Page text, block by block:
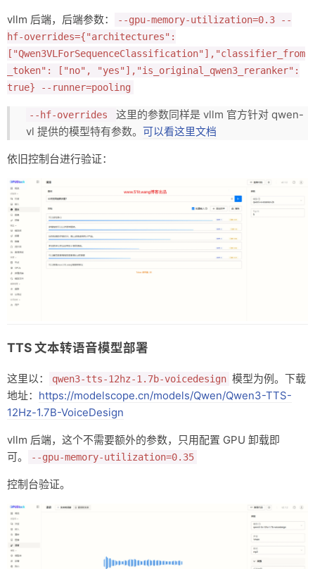
vllm 后端，后端参数：
--gpu-memory-utilization=0.3 --
hf-overrides={"architectures":
["Qwen3VLForSequenceClassification"],"classifier_from
_token": ["no", "yes"],"is_original_qwen3_reranker":
true} --runner=pooling
--hf-overrides
这里的参数同样是 vllm 官方针对 qwen-
vl 提供的模型特有参数。 可以看这里文档
依旧控制台进行验证：
TTS 文本转语音模型部署
这里以： qwen3-tts-12hz-1.7b-voicedesign 模型为例。下载
地址： https://modelscope.cn/models/Qwen/Qwen3-TTS-
12Hz-1.7B-VoiceDesign
vllm 后端，这个不需要额外的参数，只用配置 GPU 卸载即
可。
--gpu-memory-utilization=0.35
控制台验证。